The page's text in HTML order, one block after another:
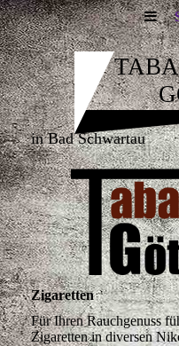
in Bad Schwartau
Zigaretten
Für Ihren Rauchgenuss
Zigaretten in diversen